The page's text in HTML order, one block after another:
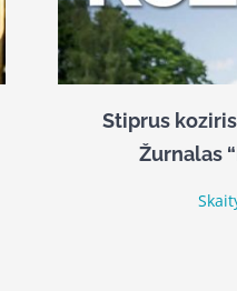
Stiprus
Žurnalas